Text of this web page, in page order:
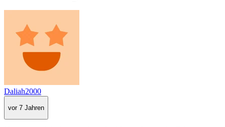
Daliah2000
vor 7 Jahren